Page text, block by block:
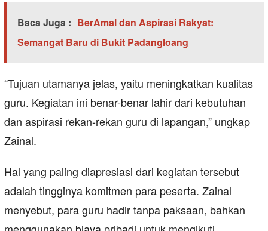
Baca Juga : BerAmal dan Aspirasi Rakyat:
Semangat Baru di Bukit Padangloang
“Tujuan utamanya jelas, yaitu meningkatkan kualitas
guru. Kegiatan ini benar-benar lahir dari kebutuhan
dan aspirasi rekan-rekan guru di lapangan,” ungkap
Zainal.
Hal yang paling diapresiasi dari kegiatan tersebut
adalah tingginya komitmen para peserta. Zainal
menyebut, para guru hadir tanpa paksaan, bahkan